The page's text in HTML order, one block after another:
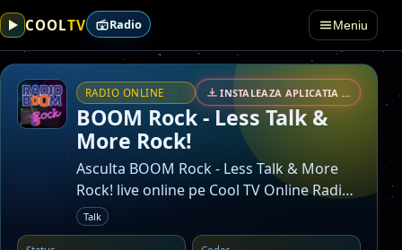
COOLTV Radio Meniu
RADIO ONLINE INSTALEAZA APLICATIA • SECURIZAT
BOOM Rock - Less Talk &
More Rock!
Asculta BOOM Rock - Less Talk & More
Rock! live online pe Cool TV Online Radio.
Post din categoria talk.
Talk